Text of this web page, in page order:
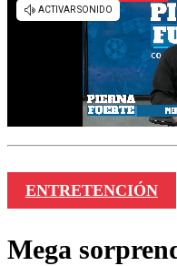
ENTRETENCIÓN
Mega